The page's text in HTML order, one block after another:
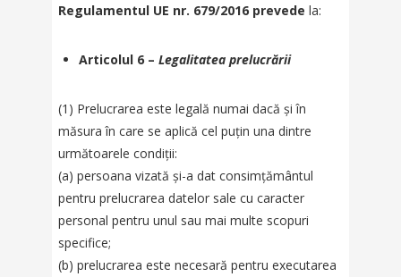
Regulamentul UE nr. 679/2016 prevede la:
Articolul 6 –Legalitatea prelucrării
(1) Prelucrarea este legală numai dacă și în
măsura în care se aplică cel puțin una dintre
următoarele condiții:
(a) persoana vizată și-a dat consimțământul
pentru prelucrarea datelor sale cu caracter
personal pentru unul sau mai multe scopuri
specifice;
(b) prelucrarea este necesară pentru executarea